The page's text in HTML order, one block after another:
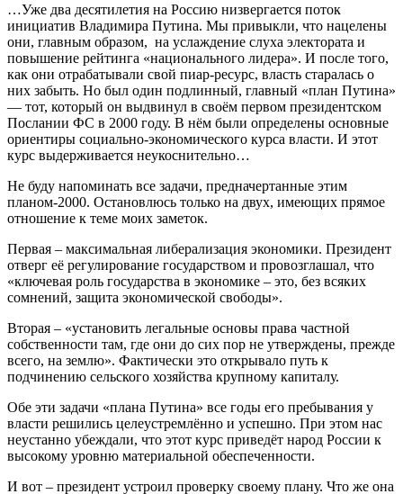
…Уже два десятилетия на Россию низвергается поток
инициатив Владимира Путина. Мы привыкли, что нацелены
они, главным образом, на услаждение слуха электората и
повышение рейтинга «национального лидера». И после того,
как они отрабатывали свой пиар-ресурс, власть старалась о
них забыть. Но был один подлинный, главный «план Путина»
— тот, который он выдвинул в своём первом президентском
Послании ФС в 2000 году. В нём были определены основные
ориентиры социально-экономического курса власти. И этот
курс выдерживается неукоснительно…
Не буду напоминать все задачи, предначертанные этим
планом-2000. Остановлюсь только на двух, имеющих прямое
отношение к теме моих заметок.
Первая – максимальная либерализация экономики. Президент
отверг её регулирование государством и провозглашал, что
«ключевая роль государства в экономике – это, без всяких
сомнений, защита экономической свободы».
Вторая – «установить легальные основы права частной
собственности там, где они до сих пор не утверждены, прежде
всего, на землю». Фактически это открывало путь к
подчинению сельского хозяйства крупному капиталу.
Обе эти задачи «плана Путина» все годы его пребывания у
власти решились целеустремлённо и успешно. При этом нас
неустанно убеждали, что этот курс приведёт народ России к
высокому уровню материальной обеспеченности.
И вот – президент устроил проверку своему плану. Что же она